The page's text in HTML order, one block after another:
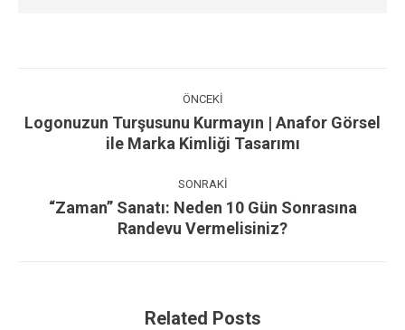
ÖNCEKI
Previous
post:
Logonuzun Turşusunu Kurmayın | Anafor Görsel
ile Marka Kimliği Tasarımı
SONRAKI
Next
post:
“Zaman” Sanatı: Neden 10 Gün Sonrasına
Randevu Vermelisiniz?
Related Posts